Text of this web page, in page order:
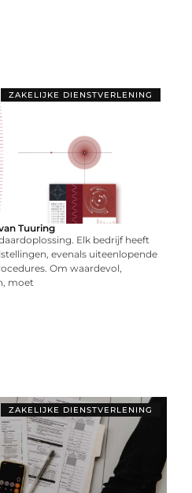
ZAKELIJKE DIENSTVERLENING
Tuuring
Elk bedrijf heeft
evenals uiteenlopende
Om waardevol,
moet
ZAKELIJKE DIENSTVERLENING